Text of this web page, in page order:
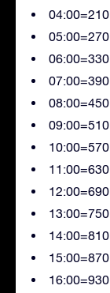
04:00=210
05:00=270
06:00=330
07:00=390
08:00=450
09:00=510
10:00=570
11:00=630
12:00=690
13:00=750
14:00=810
15:00=870
16:00=930